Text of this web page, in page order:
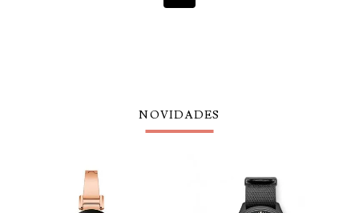
NOVIDADES